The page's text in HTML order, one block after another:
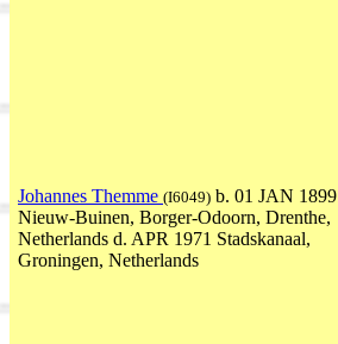
Johannes Themme (I6049) b. 01 JAN 1899
Nieuw-Buinen, Borger-Odoorn, Drenthe,
Netherlands d. APR 1971 Stadskanaal,
Groningen, Netherlands